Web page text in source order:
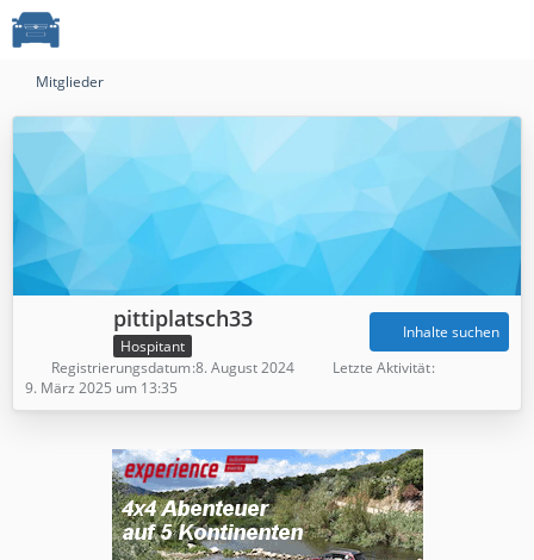
Mitglieder
pittiplatsch33
Hospitant
Inhalte suchen
Registrierungsdatum 8. August 2024
Letzte Aktivität
9. März 2025 um 13:35